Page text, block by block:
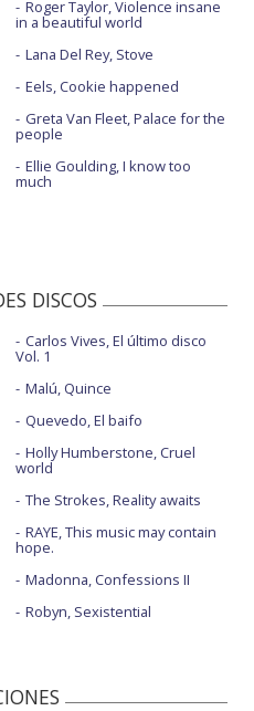
Roger Taylor, Violence insane
in a beautiful world
Lana Del Rey, Stove
Eels, Cookie happened
Greta Van Fleet, Palace for the
people
Ellie Goulding, I know too
much
DISCOS
Carlos Vives, El último disco
Vol. 1
Malú, Quince
Quevedo, El baifo
Holly Humberstone, Cruel
world
The Strokes, Reality awaits
RAYE, This music may contain
hope.
Madonna, Confessions II
Robyn, Sexistential